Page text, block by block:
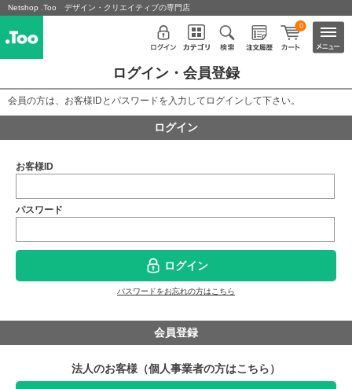
Netshop .Too デザイン・クリエイティブの専門店
0
ログイン・会員登録
会員の方は、お客様IDとパスワードを入力してログインして下さい。
ログイン
お客様ID
パスワード
ログイン
パスワードをお忘れの方はこちら
会員登録
法人のお客様（個人事業者の方はこちら）